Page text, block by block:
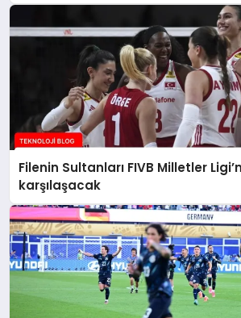
Filenin Sultanları FIVB Milletler
karşılaşacak